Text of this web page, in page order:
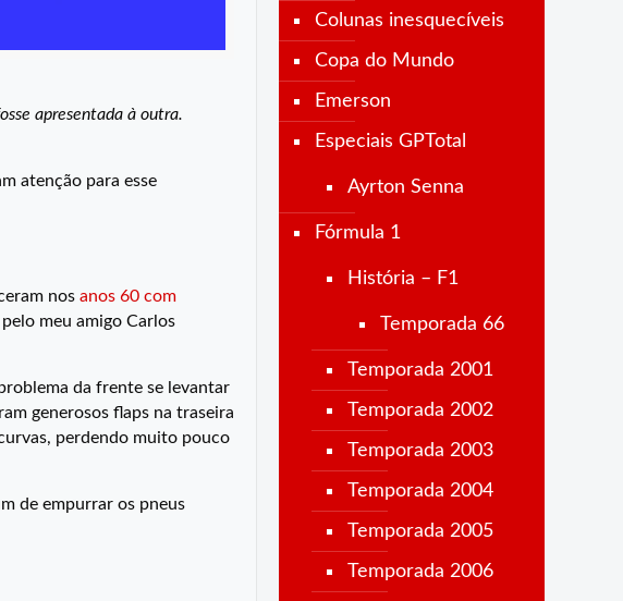
apresentada à outra.
atenção para esse
nosanos 60 com
meu amigo Carlos
da frente se levantar
generosos flaps na traseira
perdendo muito pouco
de empurrar os pneus
Colunas inesquecíveis
Copa do Mundo
Emerson
Especiais GPTotal
Ayrton Senna
Fórmula 1
História – F1
Temporada 66
Temporada 2001
Temporada 2002
Temporada 2003
Temporada 2004
Temporada 2005
Temporada 2006